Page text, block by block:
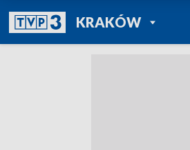
KRAKÓWPOWRÓT DO
TVP REGIONY